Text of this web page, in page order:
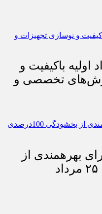
باکیفیت و
تخصصی و
فرصت مؤدیان مالیاتی برای بهره‎مندی از